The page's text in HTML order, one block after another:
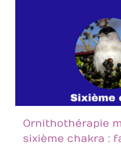
Ornithothérapie
sixième chakra :